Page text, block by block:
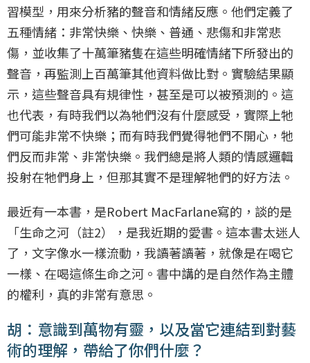
習模型，用來分析豬的聲音和情緒反應。他們定義了
五種情緒：非常快樂、快樂、普通、悲傷和非常悲
傷，並收集了十萬筆豬隻在這些明確情緒下所發出的
聲音，再監測上百萬筆其他資料做比對。實驗結果顯
示，這些聲音具有規律性，甚至是可以被預測的。這
也代表，有時我們以為牠們沒有什麼感受，實際上牠
們可能非常不快樂；而有時我們覺得牠們不開心，牠
們反而非常、非常快樂。我們總是將人類的情感邏輯
投射在牠們身上，但那其實不是理解牠們的好方法。
最近有一本書，是Robert MacFarlane寫的，談的是
「生命之河（註2），是我近期的愛書。這本書太迷人
了，文字像水一樣流動，我讀著讀著，就像是在喝它
一樣、在喝這條生命之河。書中講的是自然作為主體
的權利，真的非常有意思。
胡：意識到萬物有靈，以及當它連結到對藝
術的理解，帶給了你們什麼？